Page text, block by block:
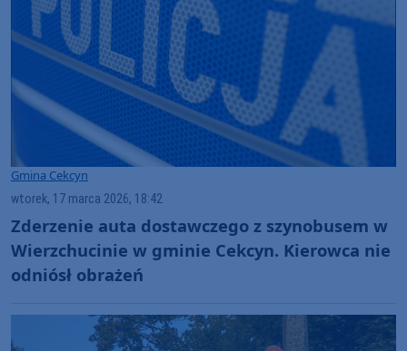
Gmina Cekcyn
wtorek, 17 marca 2026, 18:42
Zderzenie auta dostawczego z szynobusem w
Wierzchucinie w gminie Cekcyn. Kierowca nie
odniósł obrażeń